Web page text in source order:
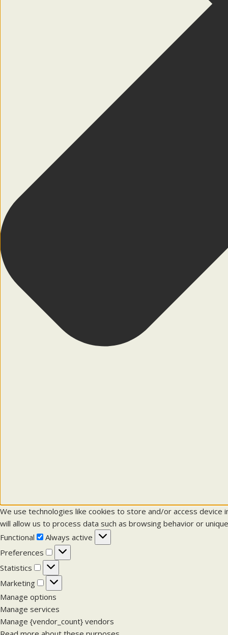
We use technologies like cookies to store and/or access
will allow us to process data such as browsing behavior or
Functional
F
u
n
i
o
n
Always active
Preferences
P
r
e
f
e
r
e
Statistics
t
a
t
i
s
Marketing
M
a
r
k
e
Manage options
Manage services
Manage {vendor_count} vendors